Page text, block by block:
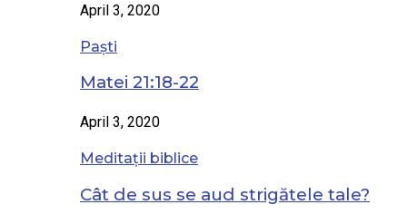
April 3, 2020
Paști
Matei 21:18-22
April 3, 2020
Meditații biblice
Cât de sus se aud strigătele tale?